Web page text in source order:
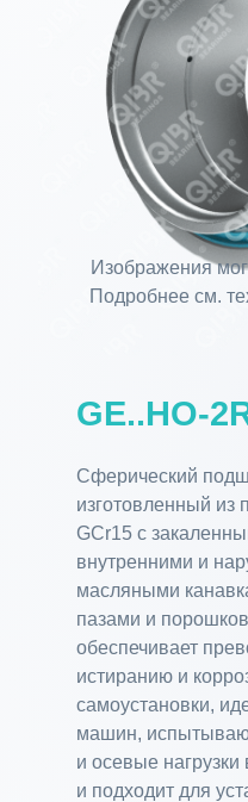
Изображения
Подробнее см.
GE..HO-
Сферический
изготовленный из
GCr15 с
внутренними и
масляными
пазами и
обеспечивает
истиранию и
самоустановки,
машин,
и осевые
и подходит для